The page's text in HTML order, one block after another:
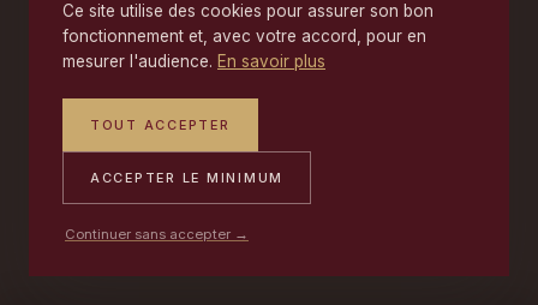
Ce site utilise des cookies pour assurer son bon
fonctionnement et, avec votre accord, pour en
mesurer l'audience. En savoir plus
TOUT ACCEPTER
ACCEPTER LE MINIMUM
Continuer sans accepter →